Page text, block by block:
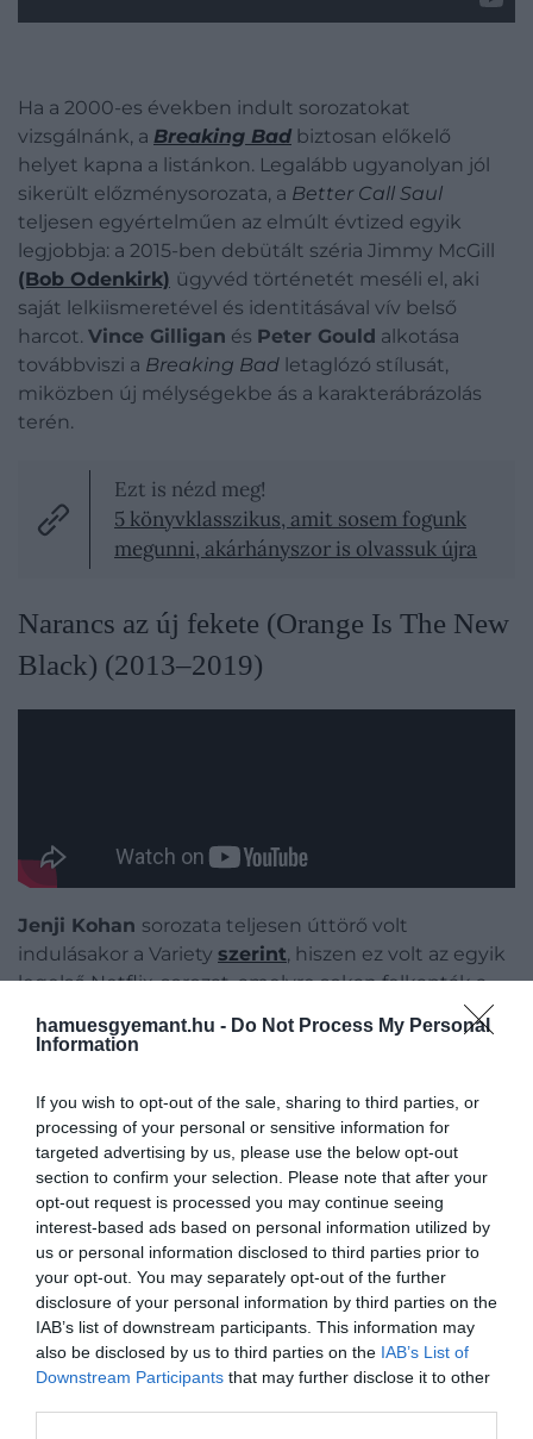
hamuesgyemant.hu - Do Not Process My Personal
Information
If you wish to opt-out of the sale, sharing to third parties, or
processing of your personal or sensitive information for
targeted advertising by us, please use the below opt-out
section to confirm your selection. Please note that after your
opt-out request is processed you may continue seeing
interest-based ads based on personal information utilized by
us or personal information disclosed to third parties prior to
your opt-out. You may separately opt-out of the further
disclosure of your personal information by third parties on the
IAB’s list of downstream participants. This information may
also be disclosed by us to third parties on the IAB’s List of
Downstream Participants that may further disclose it to other
Ha a 2000-es években indult sorozatokat
vizsgálnánk, a Breaking Bad biztosan előkelő
helyet kapna a listánkon. Legalább ugyanolyan jól
sikerült előzménysorozata, a Better Call Saul
teljesen egyértelműen az elmúlt évtized egyik
legjobbja: a 2015-ben debütált széria Jimmy McGill
(Bob Odenkirk) ügyvéd történetét meséli el, aki
saját lelkiismeretével és identitásával vív belső
harcot. Vince Gilligan és Peter Gould alkotása
továbbviszi a Breaking Bad letaglózó stílusát,
miközben új mélységekbe ás a karakterábrázolás
terén.
Ezt is nézd meg!
5 könyvklasszikus, amit sosem fogunk
megunni, akárhányszor is olvassuk újra
Narancs az új fekete (Orange Is The New
Black) (2013–2019)
Jenji Kohan sorozata teljesen úttörő volt
indulásakor a Variety szerint, hiszen ez volt az egyik
legelső Netflix-sorozat, amelyre sokan felkapták a
jómódú fehér nő történetét meséli el, aki börtönbe
amerikai társadalom kevésbé privilégizált
rétegeinek portréja. A Litchfield börtön falai között
sorsok és világok ütköznek, miközben minden
epizód újabb és újabb karaktereket mutat be,
akiknek múltját alaposan megismerhetjük. Bár a
későbbi évadokban a narratíva elaprózódott, a
sorozat empatikus hangvétele végig megmaradt.
Trónok harca (Game of Thrones) (2011–
2019)